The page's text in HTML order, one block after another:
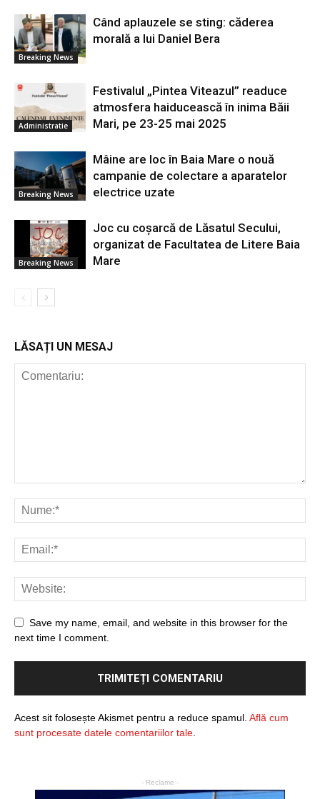
Breaking News
Când aplauzele se sting: căderea
morală a lui Daniel Bera
Administratie
Festivalul „Pintea Viteazul” readuce
atmosfera haiducească în inima Băii
Mari, pe 23-25 mai 2025
Breaking News
Mâine are loc în Baia Mare o nouă
campanie de colectare a aparatelor
electrice uzate
Breaking News
Joc cu coșarcă de Lăsatul Secului,
organizat de Facultatea de Litere Baia
Mare
LĂSAȚI UN MESAJ
Save my name, email, and website in this browser for the
next time I comment.
Acest sit folosește Akismet pentru a reduce spamul. Află cum
sunt procesate datele comentariilor tale
- Reclame -